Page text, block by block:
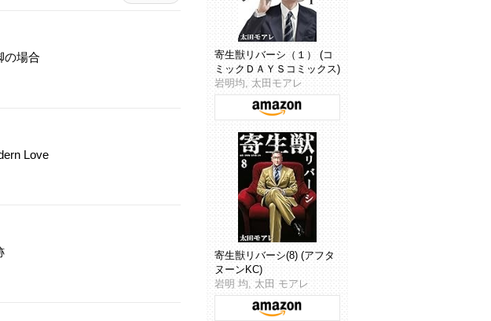
場合
Love
寄生獣リバーシ（１） (コ
ミックＤＡＹＳコミックス)
岩明均, 太田モアレ
寄生獣リバーシ(8) (アフタ
ヌーンKC)
岩明 均, 太田 モアレ